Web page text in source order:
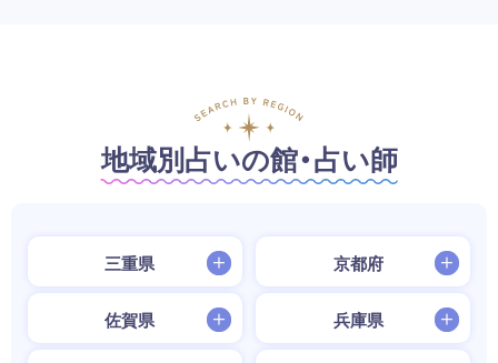
地域別占いの館・占い師
三重県 京都府
佐賀県 兵庫県